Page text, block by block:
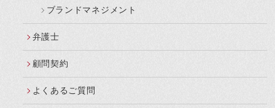
ブランドマネジメント
弁護士
顧問契約
よくあるご質問